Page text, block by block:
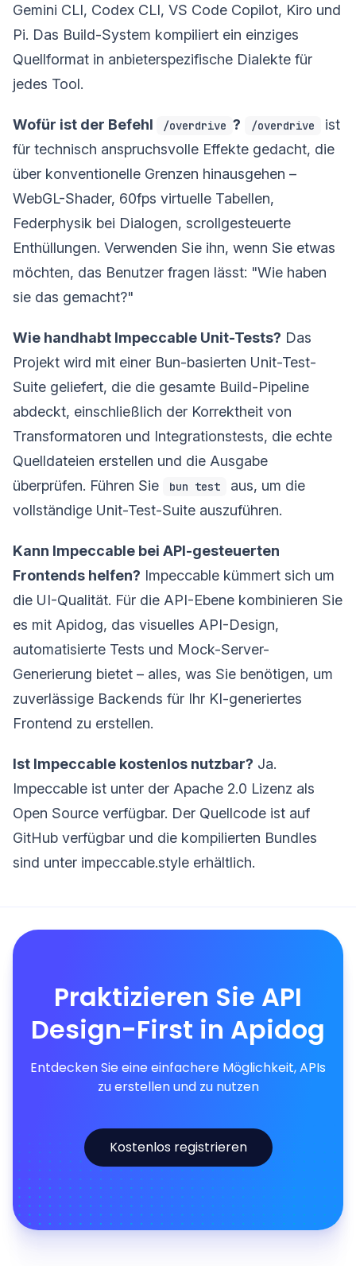
Gemini CLI, Codex CLI, VS Code Copilot, Kiro und
Pi. Das Build-System kompiliert ein einziges
Quellformat in anbieterspezifische Dialekte für
jedes Tool.
Wofür ist der Befehl /overdrive ? /overdrive
ist
für technisch anspruchsvolle Effekte gedacht, die
über konventionelle Grenzen hinausgehen –
WebGL-Shader, 60fps virtuelle Tabellen,
Federphysik bei Dialogen, scrollgesteuerte
Enthüllungen. Verwenden Sie ihn, wenn Sie etwas
möchten, das Benutzer fragen lässt: "Wie haben
sie das gemacht?"
Wie handhabt Impeccable Unit-Tests? Das
Projekt wird mit einer Bun-basierten Unit-Test-
Suite geliefert, die die gesamte Build-Pipeline
abdeckt, einschließlich der Korrektheit von
Transformatoren und Integrationstests, die echte
Quelldateien erstellen und die Ausgabe
überprüfen. Führen Sie
bun test
aus, um die
vollständige Unit-Test-Suite auszuführen.
Kann Impeccable bei API-gesteuerten
Frontends helfen? Impeccable kümmert sich um
die UI-Qualität. Für die API-Ebene kombinieren Sie
es mit Apidog, das visuelles API-Design,
automatisierte Tests und Mock-Server-
Generierung bietet – alles, was Sie benötigen, um
zuverlässige Backends für Ihr KI-generiertes
Frontend zu erstellen.
Ist Impeccable kostenlos nutzbar? Ja.
Impeccable ist unter der Apache 2.0 Lizenz als
Open Source verfügbar. Der Quellcode ist auf
GitHub verfügbar und die kompilierten Bundles
sind unter impeccable.style erhältlich.
Praktizieren Sie API
Design-First in Apidog
Entdecken Sie eine einfachere Möglichkeit, APIs
zu erstellen und zu nutzen
Kostenlos registrieren